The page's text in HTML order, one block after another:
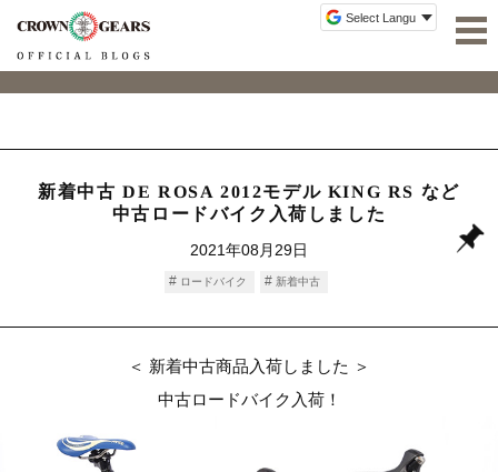
新着中古 DE ROSA 2012モデル KING RS など
中古ロードバイク入荷しました
2021年08月29日
ロードバイク 新着中古
＜ 新着中古商品入荷しました ＞
中古ロードバイク入荷！